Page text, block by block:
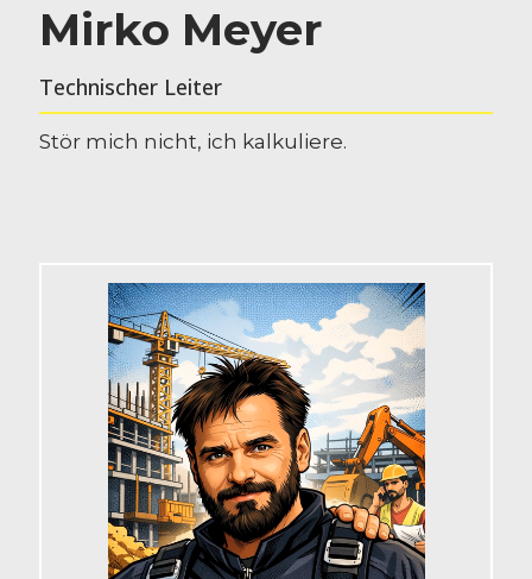
Mirko Meyer
Technischer Leiter
Stör mich nicht, ich kalkuliere.